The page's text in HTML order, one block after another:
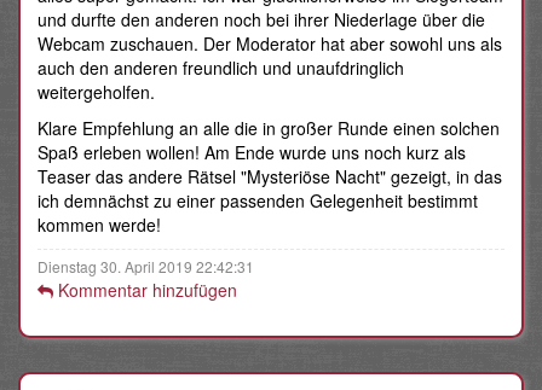
und durfte den anderen noch bei ihrer Niederlage über die
Webcam zuschauen. Der Moderator hat aber sowohl uns als
auch den anderen freundlich und unaufdringlich
weitergeholfen.
Klare Empfehlung an alle die in großer Runde einen solchen
Spaß erleben wollen! Am Ende wurde uns noch kurz als
Teaser das andere Rätsel "Mysteriöse Nacht" gezeigt, in das
ich demnächst zu einer passenden Gelegenheit bestimmt
kommen werde!
Dienstag 30. April 2019 22:42:31
Kommentar hinzufügen